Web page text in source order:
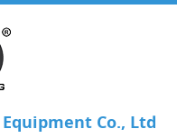
Co., Ltd